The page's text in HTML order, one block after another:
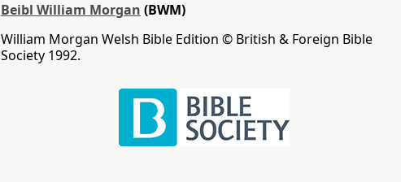
Beibl William Morgan (BWM)
William Morgan Welsh Bible Edition © British & Foreign Bible
Society 1992.